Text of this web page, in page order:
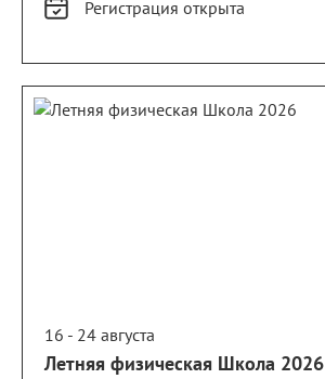
Регистрация открыта
16 - 24 августа
Летняя физическая Школа 2026